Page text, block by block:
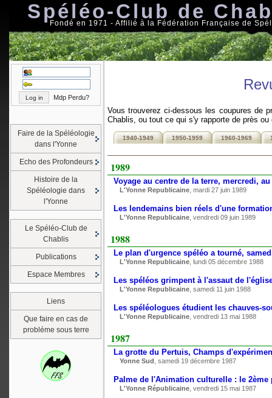
Spéléo-Club de
Fondé en 1971 - Affilié à la Fédération Française de
Mdp Perdu?
Faire de la Spéléologie
dans l'Yonne
Echo des Profondeurs
Histoire de la
Spéléologie dans
l'Yonne
Le Spéléo-Club de
Chablis
Publications
Espace Membres
Liens
Que faire en cas de
probléme sous terre
Vous trouverez ci-dessous les coupures de
Chablis, ou tout ce qui s'y rapporte de près ou
1940-1949 1950-1959 1960-1969
1989
Voyage au centre de la terre, mercredi,
L'Yonne Republicaine , mardi 27 juin 1989
Les lendemains bien réels d'une
L'Yonne Republicaine , vendredi 09 juin 1989
1988
Le plan d'urgence spéléo a tourné,
L'Yonne Republicaine , lundi 05 décembre 1988
Les spéléos grimpent à l'assaut de
L'Yonne Republicaine , samedi 11 juin 1988
Les spéléologues étudient les chauves-
L'Yonne Republicaine , vendredi 13 mai 1988
1987
La grotte du Pertuis, Champs
Yonne Sud , samedi 19 décembre 1987
Palme de l'Animation culturelle : le
L'Yonne Républicaine , vendredi 15 mai 1987